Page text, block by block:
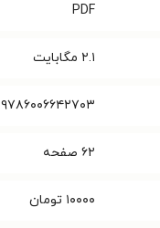
PDF
۲.۱ مگابایت
۹۷۸۶۰۰۶۶۴۲۷۰۳
۶۲ صفحه
۱۰۰۰۰ تومان